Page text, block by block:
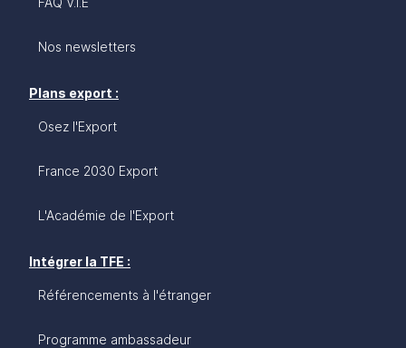
Nos newsletters
Plans export :
Osez l'Export
France 2030 Export
L'Académie de l'Export
Intégrer la TFE :
Référencements à l'étranger
Programme ambassadeur